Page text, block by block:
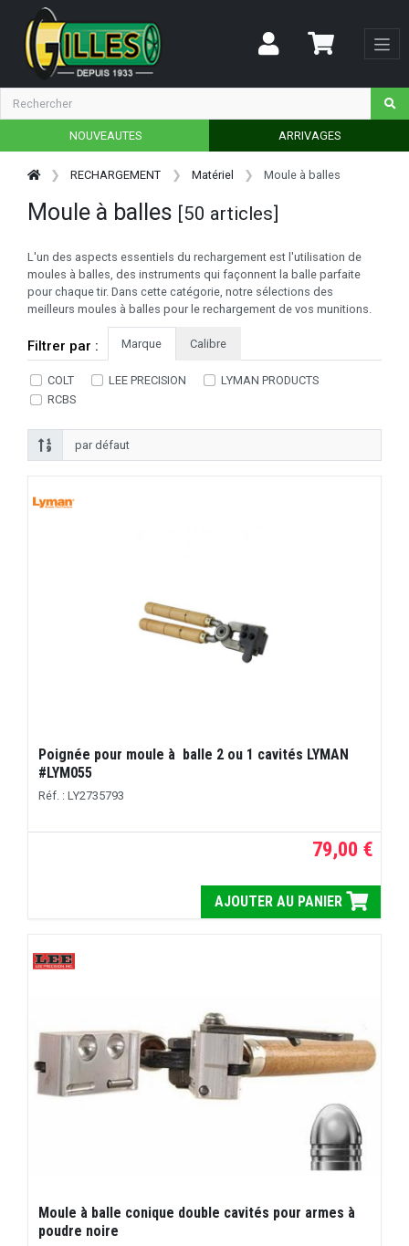
NOUVEAUTES ARRIVAGES
RECHARGEMENT Matériel Moule à balles
Moule à balles [50 articles]
L'un des aspects essentiels du rechargement est l'utilisation de
moules à balles, des instruments qui façonnent la balle parfaite
pour chaque tir. Dans cette catégorie, notre sélections des
meilleurs moules à balles pour le rechargement de vos munitions.
Filtrer par : Marque Calibre
COLT LEE PRECISION
LYMAN PRODUCTS
RCBS
Poignée pour moule à balle 2 ou 1 cavités LYMAN
#LYM055
Réf. : LY2735793
79,00 €
AJOUTER AU PANIER
Moule à balle conique double cavités pour armes à
poudre noire